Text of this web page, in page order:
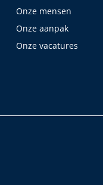
Onze mensen
Onze aanpak
Onze vacatures